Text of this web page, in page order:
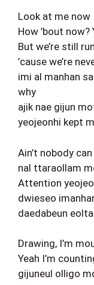
Look at me now
How ’bout now?
But we’re still
’cause we’re
imi al manhan
why
ajik nae gijun
yeojeonhi kept
Ain’t nobody
nal ttaraollam
Attention
dwieseo
daedabeun
Drawing, I’m
Yeah I’m
gijuneul olligo